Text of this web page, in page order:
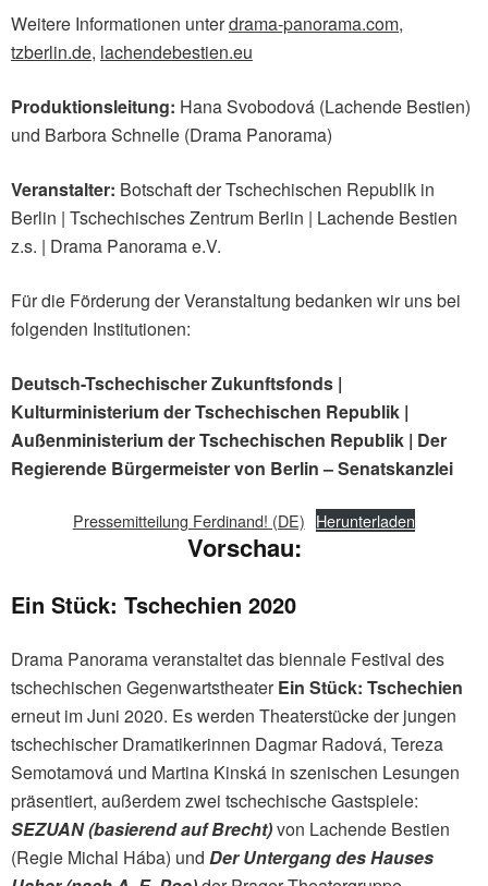
Weitere Informationen unterdrama-panorama.com,
tzberlin.de, lachendebestien.eu
Produktionsleitung: Hana Svobodová (Lachende Bestien)
und Barbora Schnelle (Drama Panorama)
Veranstalter: Botschaft der Tschechischen Republik in
Berlin | Tschechisches Zentrum Berlin | Lachende Bestien
z.s. | Drama Panorama e.V.
Für die Förderung der Veranstaltung bedanken wir uns bei
folgenden Institutionen:
Deutsch-Tschechischer Zukunftsfonds |
Kulturministerium der Tschechischen Republik |
Außenministerium der Tschechischen Republik | Der
Regierende Bürgermeister von Berlin – Senatskanzlei
Pressemitteilung Ferdinand! (DE) Herunterladen
Vorschau:
Ein Stück: Tschechien 2020
Drama Panorama veranstaltet das biennale Festival des
tschechischen GegenwartstheaterEin Stück: Tschechien
erneut im Juni 2020. Es werden Theaterstücke der jungen
tschechischer Dramatikerinnen Dagmar Radová, Tereza
Semotamová und Martina Kinská in szenischen Lesungen
präsentiert, außerdem zwei tschechische Gastspiele:
SEZUAN(basierend auf Brecht)von Lachende Bestien
(Regie Michal Hába) und Der Untergang des Hauses